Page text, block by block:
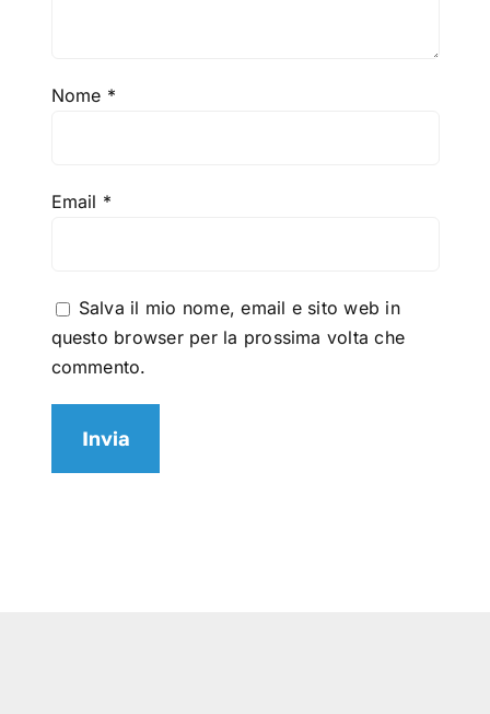
Nome *
Email *
Salva il mio nome, email e sito web in
questo browser per la prossima volta che
commento.